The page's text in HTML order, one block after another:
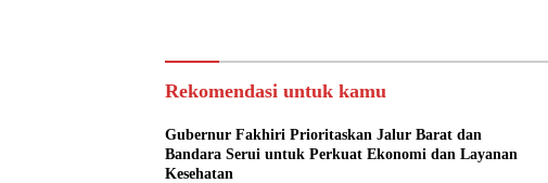
Rekomendasi untuk kamu
Gubernur Fakhiri Prioritaskan Jalur Barat dan
Bandara Serui untuk Perkuat Ekonomi dan Layanan
Kesehatan